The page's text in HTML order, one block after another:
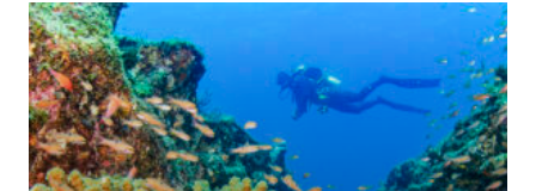
Dalışın Keşfedilmemiş Gücü: Meksika'nın